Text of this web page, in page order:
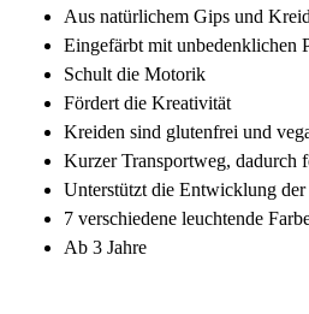
Aus natürlichem Gips und
Eingefärbt mit unbedenklichen
Schult die Motorik
Fördert die Kreativität
Kreiden sind glutenfrei und
Kurzer Transportweg, dadurch
Unterstützt die Entwicklung der
7 verschiedene leuchtende
Ab 3 Jahre